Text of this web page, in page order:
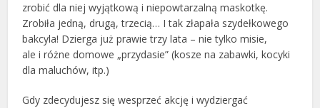
zrobić dla niej wyjątkową i niepowtarzalną maskotkę.
Zrobiła jedną, drugą, trzecią… I tak złapała szydełkowego
bakcyla! Dzierga już prawie trzy lata – nie tylko misie,
ale i różne domowe „przydasie” (kosze na zabawki, kocyki
dla maluchów, itp.)
Gdy zdecydujesz się wesprzeć akcję i wydziergać